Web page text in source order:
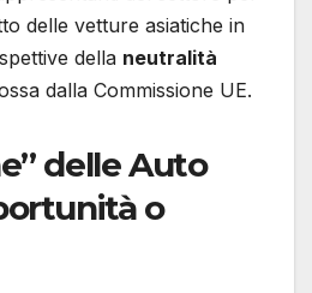
delle vetture asiatiche in
della neutralità
dalla Commissione UE.
delle Auto
o